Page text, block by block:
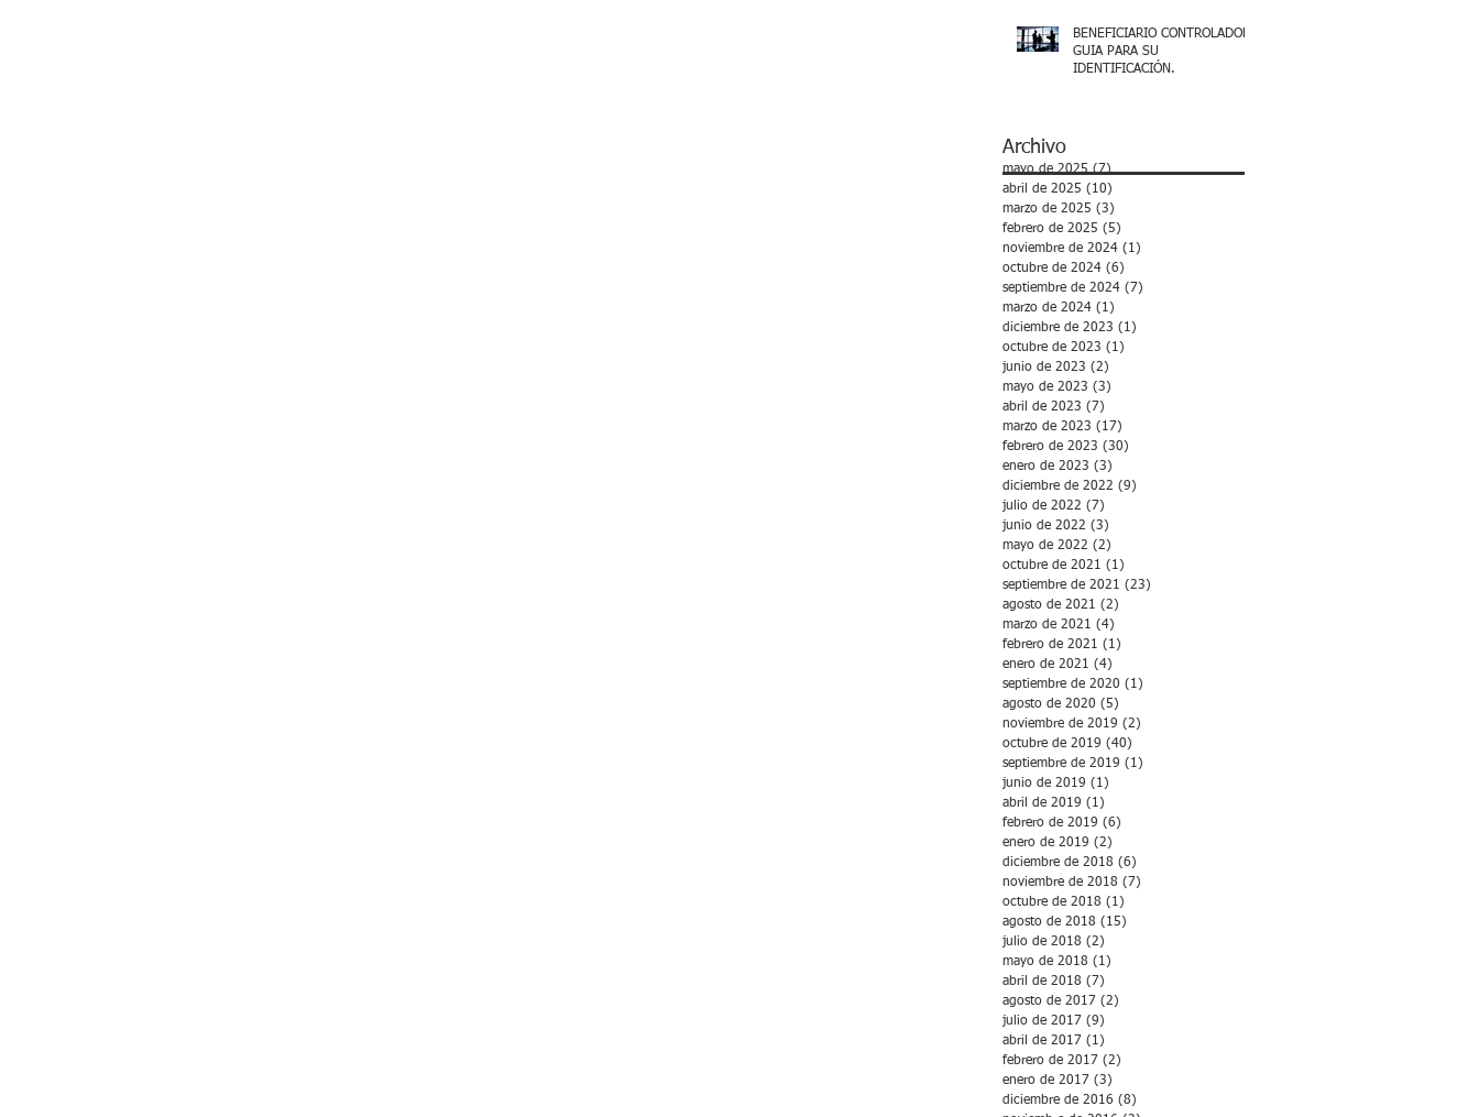
BENEFICIARIO CONTROLADOR,
GUIA PARA SU
IDENTIFICACIÓN.
Archivo
mayo de 2025 (7)7 entradas
abril de 2025 (10)
marzo de 2025 (3)
febrero de 2025 (5)
noviembre de 2024 (1)
octubre de 2024 (6)
septiembre de 2024 (7)
marzo de 2024 (1)
diciembre de 2023 (1)
octubre de 2023 (1)
junio de 2023 (2)
mayo de 2023 (3)
abril de 2023 (7)
marzo de 2023 (17)
febrero de 2023 (30)
enero de 2023 (3)
diciembre de 2022 (9)
julio de 2022 (7)
junio de 2022 (3)
mayo de 2022 (2)
octubre de 2021 (1)
septiembre de 2021 (23)
agosto de 2021 (2)
marzo de 2021 (4)
febrero de 2021 (1)
enero de 2021 (4)
septiembre de 2020 (1)
agosto de 2020 (5)
noviembre de 2019 (2)
octubre de 2019 (40)
septiembre de 2019 (1)
junio de 2019 (1)
abril de 2019 (1)
febrero de 2019 (6)
enero de 2019 (2)
diciembre de 2018 (6)
noviembre de 2018 (7)
octubre de 2018 (1)
agosto de 2018 (15)
julio de 2018 (2)
mayo de 2018 (1)
abril de 2018 (7)
agosto de 2017 (2)
julio de 2017 (9)
abril de 2017 (1)
febrero de 2017 (2)
enero de 2017 (3)
diciembre de 2016 (8)